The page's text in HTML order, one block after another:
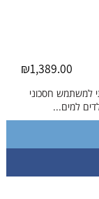
₪1,389.00
למשתמש חסכוני
למים...